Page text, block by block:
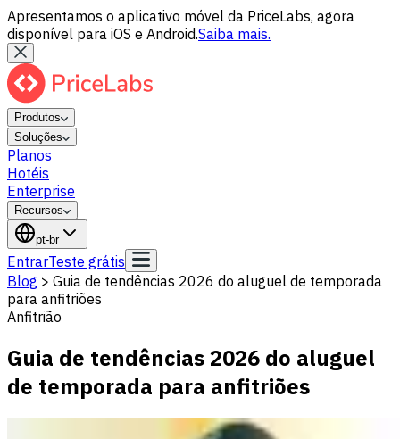
Apresentamos o aplicativo móvel da PriceLabs, agora
disponível para iOS e Android.Saiba mais.
Produtos
Soluções
Planos
Hotéis
Enterprise
Recursos
pt-br
EntrarTeste grátis
Blog > Guia de tendências 2026 do aluguel de temporada
para anfitriões
Anfitrião
Guia de tendências 2026 do aluguel
de temporada para anfitriões